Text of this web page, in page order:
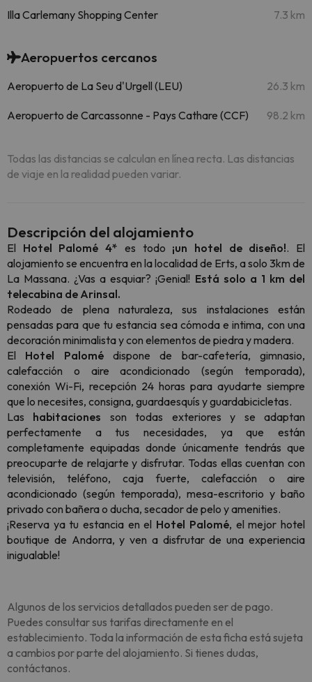
Illa Carlemany Shopping Center 7.3 km
Aeropuertos cercanos
Aeropuerto de La Seu d'Urgell (LEU) 26.3 km
Aeropuerto de Carcassonne - Pays Cathare (CCF) 98.2 km
Todas las distancias se calculan en línea recta. Las distancias
de viaje en la realidad pueden variar.
Descripción del alojamiento
El Hotel Palomé 4* es todo ¡un hotel de diseño!. El
alojamiento se encuentra en la localidad de Erts, a solo 3km de
La Massana. ¿Vas a esquiar? ¡Genial! Está solo a 1 km del
telecabina de Arinsal.
Rodeado de plena naturaleza, sus instalaciones están
pensadas para que tu estancia sea cómoda e intima, con una
decoración minimalista y con elementos de piedra y madera.
El Hotel Palomédispone de bar-cafetería, gimnasio,
calefacción o aire acondicionado (según temporada),
conexión Wi-Fi, recepción 24 horas para ayudarte siempre
que lo necesites, consigna, guardaesquís y guardabicicletas.
Las habitaciones son todas exteriores y se adaptan
perfectamente a tus necesidades, ya que están
completamente equipadas donde únicamente tendrás que
preocuparte de relajarte y disfrutar. Todas ellas cuentan con
televisión, teléfono, caja fuerte, calefacción o aire
acondicionado (según temporada), mesa-escritorio y baño
privado con bañera o ducha, secador de pelo y amenities.
¡Reserva ya tu estancia en el Hotel Palomé, el mejor hotel
boutique de Andorra, y ven a disfrutar de una experiencia
inigualable!
Algunos de los servicios detallados pueden ser de pago.
Puedes consultar sus tarifas directamente en el
establecimiento. Toda la información de esta ficha está sujeta
a cambios por parte del alojamiento. Si tienes dudas,
contáctanos.